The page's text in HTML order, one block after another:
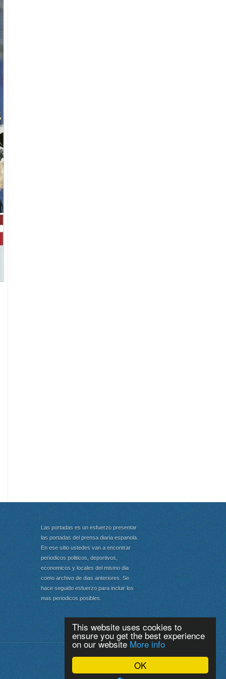
OK
This website uses cookies to
ensure you get the best experience
on our website More info
Las portadas es un esfuerzo presentar
las portadas del prensa diaria espanola.
En ese sitio ustedes van a encontrar
periodicos politicos, deportivos,
economicos y locales del mismo dia
como archivo de dias anteriores. Se
hace seguido esfuerzo para incluir los
mas periodicos posibles.